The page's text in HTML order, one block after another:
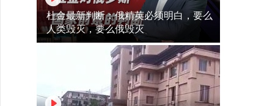
杜金最新判断：俄精英必须明白，要么
人类毁灭，要么俄毁灭